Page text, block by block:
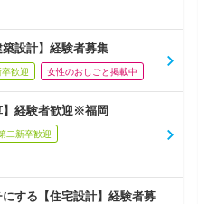
設計】経験者募集
歓迎 女性のおしごと掲載中
】経験者歓迎※福岡
二新卒歓迎
する【住宅設計】経験者募